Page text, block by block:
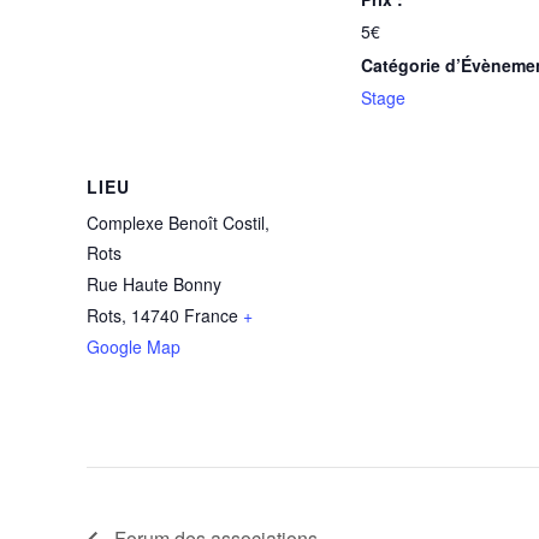
5€
Catégorie
Stage
LIEU
Complexe Benoît Costil,
Rots
Rue Haute Bonny
Rots, 14740 France +
Google Map